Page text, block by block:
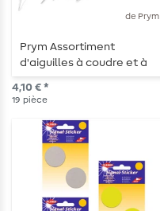
de Prym
Prym Assortiment
d'aiguilles à coudre et à
repriser avec enfileur - 19
pièces
4,10 € *
19 pièce